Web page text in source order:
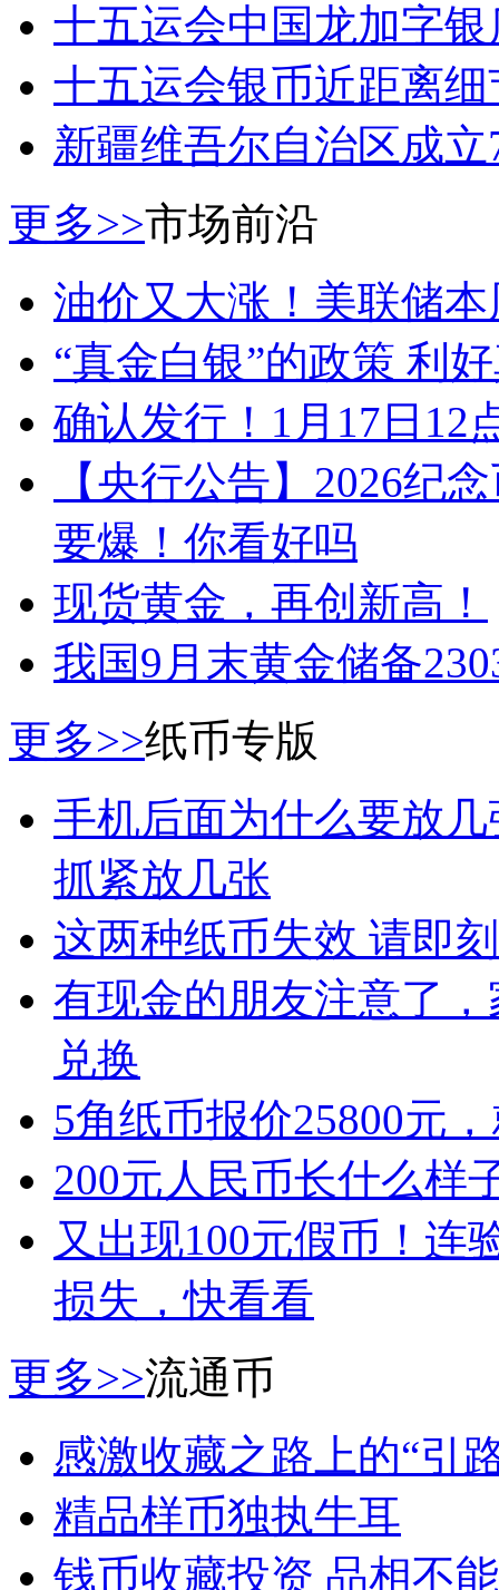
十五运会中国龙加字
十五运会银币近距离
新疆维吾尔自治区成
更多>>市场前沿
油价又大涨！美联储
“真金白银”的政策 利
确认发行！1月17日12
【央行公告】2026纪
要爆！你看好吗
现货黄金，再创新高！
我国9月末黄金储备
更多>>纸币专版
手机后面为什么要放
抓紧放几张
这两种纸币失效 请即
有现金的朋友注意了
兑换
5角纸币报价25800元
200元人民币长什么样
又出现100元假币！连
损失，快看看
更多>>流通币
感激收藏之路上的“引
精品样币独执牛耳
钱币收藏投资 品相不